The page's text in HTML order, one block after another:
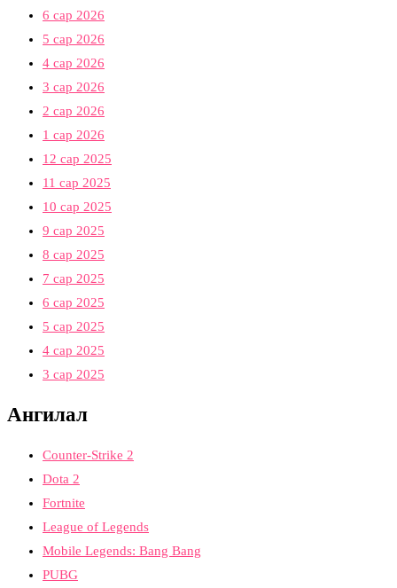
6 сар 2026
5 сар 2026
4 сар 2026
3 сар 2026
2 сар 2026
1 сар 2026
12 сар 2025
11 сар 2025
10 сар 2025
9 сар 2025
8 сар 2025
7 сар 2025
6 сар 2025
5 сар 2025
4 сар 2025
3 сар 2025
Ангилал
Counter-Strike 2
Dota 2
Fortnite
League of Legends
Mobile Legends: Bang Bang
PUBG